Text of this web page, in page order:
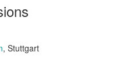
, Stuttgart